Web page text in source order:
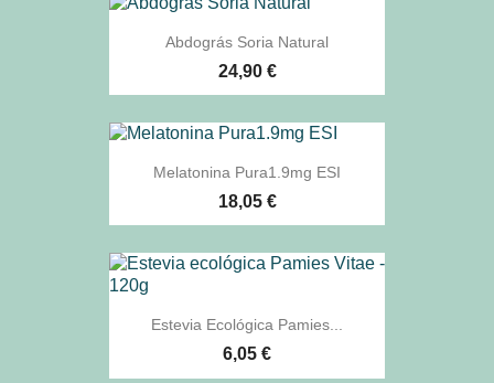
Abdográs Soria Natural
24,90 €
Melatonina Pura1.9mg ESI
18,05 €
Estevia Ecológica Pamies...
6,05 €